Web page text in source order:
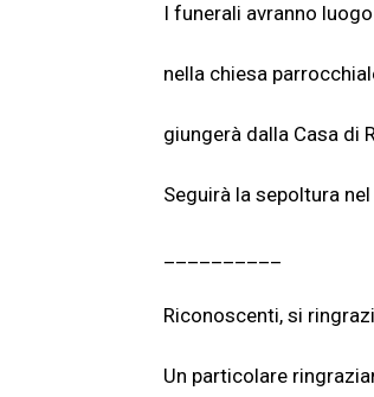
I funerali avranno luogo
nella chiesa
giungerà dalla Casa di
Seguirà la sepoltura
Riconoscenti, si
Un particolare